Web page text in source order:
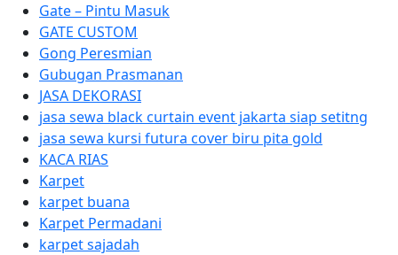
Gate – Pintu Masuk
GATE CUSTOM
Gong Peresmian
Gubugan Prasmanan
JASA DEKORASI
jasa sewa black curtain event jakarta siap setitng
jasa sewa kursi futura cover biru pita gold
KACA RIAS
Karpet
karpet buana
Karpet Permadani
karpet sajadah